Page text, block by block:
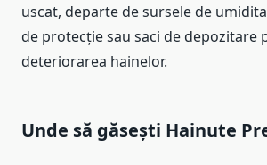
uscat, departe de sursele de
de protecție sau saci de depozitare
deteriorarea hainelor.
Unde să găsești Hainute